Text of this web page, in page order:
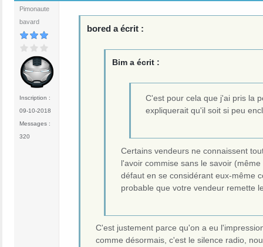
Pimonaute
bavard
Inscription :
09-10-2018
Messages :
320
bored a écrit :
Bim a écrit :
C'est pour cela que j'ai pris la
expliquerait qu'il soit si peu
Certains vendeurs ne connaissent
l'avoir commise sans le savoir
défaut en se considérant eux-même
probable que votre vendeur remette
C'est justement parce qu'on a eu
comme désormais, c'est le silence radio,